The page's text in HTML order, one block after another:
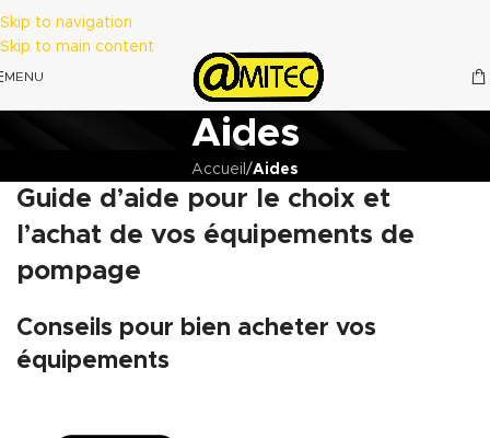
Skip to navigation
Skip to main content
MENU
Aides
Accueil /Aides
Guide d’aide pour le choix et
l’achat de vos équipements de
pompage
Conseils pour bien acheter vos
équipements